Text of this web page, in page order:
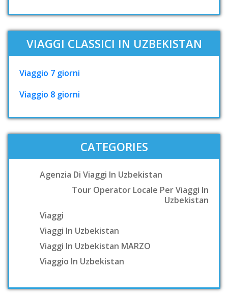
VIAGGI CLASSICI IN UZBEKISTAN
Viaggio 7 giorni
Viaggio 8 giorni
CATEGORIES
Agenzia Di Viaggi In Uzbekistan
Tour Operator Locale Per Viaggi In
Uzbekistan
Viaggi
Viaggi In Uzbekistan
Viaggi In Uzbekistan MARZO
Viaggio In Uzbekistan